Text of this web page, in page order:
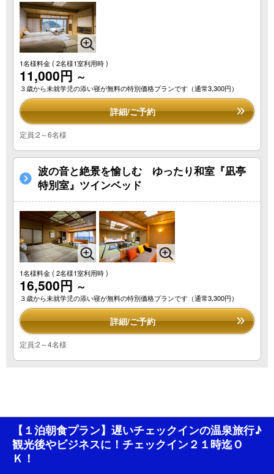
1名様料金( 2名様1室利用時 )
11,000円 ～
３歳から未就学児の添い寝が無料の特別価格プランです（通常3,300円）
詳細/ご予約
定員:2～6名様
波の音と絶景を愉しむ ゆったり和室『凪亭
特別室』ツインベッド
1名様料金( 2名様1室利用時 )
16,500円 ～
３歳から未就学児の添い寝が無料の特別価格プランです（通常3,300円）
詳細/ご予約
定員:2～4名様
【１泊朝食プラン】遅いチェックインの温泉旅行♪
観光後やビジネスに！チェックイン２１時迄Ｏ
Ｋ！